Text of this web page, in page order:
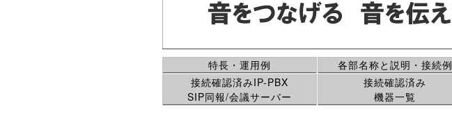
特長・運用例 各部名称と説明・接続例
接続確認済みIP-PBX
SIP同報/会議サーバー
接続確認済み
機器一覧